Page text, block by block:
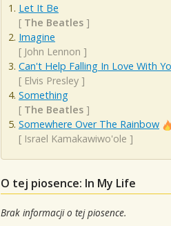
Let It Be
[ The Beatles ]
Imagine
[ John Lennon ]
Can't Help Falling In Love With
[ Elvis Presley ]
Something
[ The Beatles ]
Somewhere Over The Rainbow
[ Israel Kamakawiwo'ole ]
O tej piosence: In My Life
Brak informacji o tej piosence.